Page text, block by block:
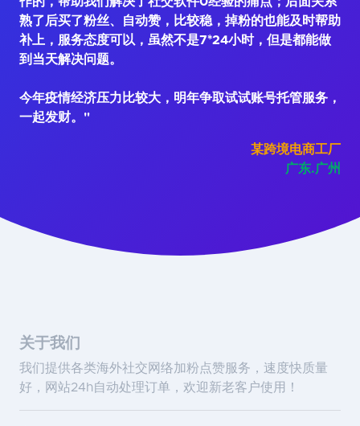
熟了后买了粉丝、自动赞，比较稳，掉粉的也能及时帮助
补上，服务态度可以，虽然不是7*24小时，但是都能做
到当天解决问题。
今年疫情经济压力比较大，明年争取试试账号托管服务，
一起发财。"
某跨境电商工厂
广东.广州
关于我们
我们提供各类海外社交网络加粉点赞服务，速度快质量
好，网站24h自动处理订单，欢迎新老客户使用！